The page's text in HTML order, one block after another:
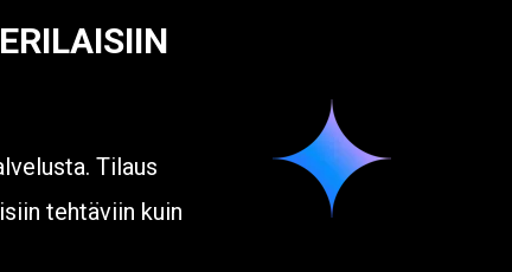
Tilaus
tehtäviin kuin